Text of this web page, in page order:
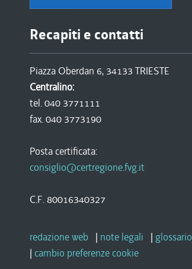
Recapiti e contatti
Piazza Oberdan 6, 34133 TRIESTE
Centralino:
tel. 040 3771111
fax. 040 3773190
Posta certificata:
consiglio@certregione.fvg.it
C.F. 80016340327
redazione web | note legali | glossario
| cambio preferenze cookie